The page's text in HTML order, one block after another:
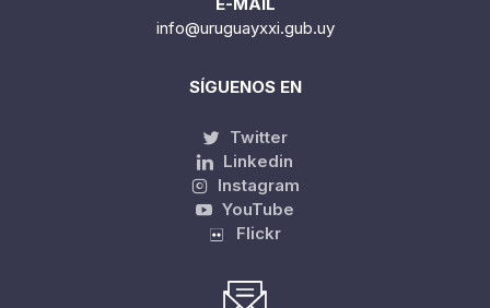
info@uruguayxxi.gub.uy
SÍGUENOS EN
Twitter
Linkedin
Instagram
YouTube
Flickr